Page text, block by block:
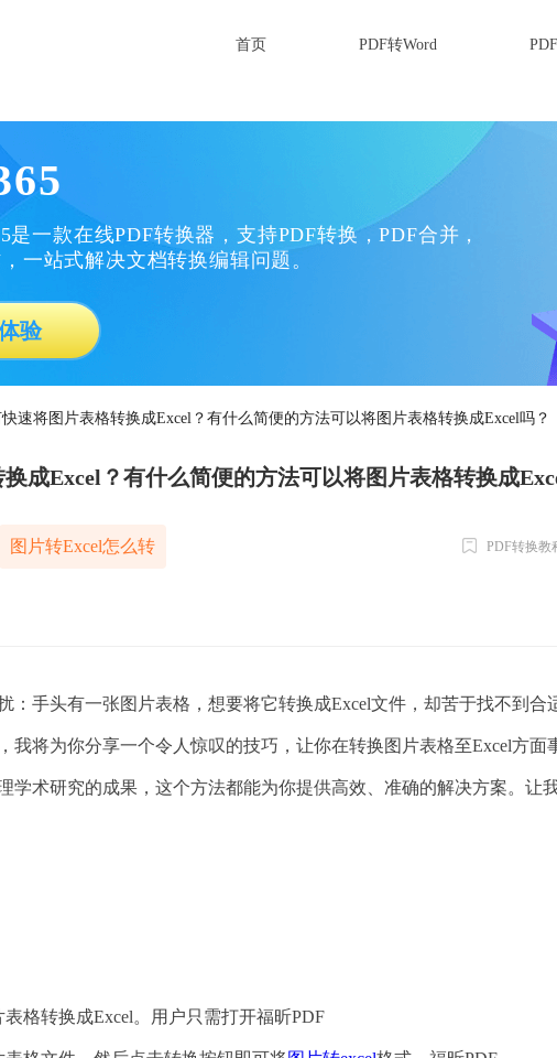
首页 PDF转Word
是一款在线PDF转换器，支持PDF转换，PDF合并，
一站式解决文档转换编辑问题。
验
速将图片表格转换成Excel？有什么简便的方法可以将图片表格转换成Excel吗？
成Excel？有什么简便的方法可以将图片表格转换成
图片转Excel怎么转 PDF转换教
：手头有一张图片表格，想要将它转换成Excel文件，却苦于找不到合
我将为你分享一个令人惊叹的技巧，让你在转换图片表格至Excel方面
学术研究的成果，这个方法都能为你提供高效、准确的解决方案。让
格转换成Excel。用户只需打开福昕PDF